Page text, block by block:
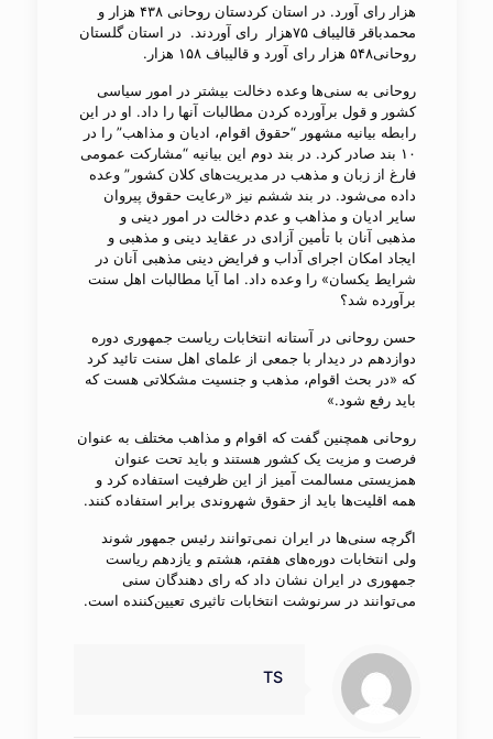
هزار رای آورد. در استان کردستان روحانی ۴۳۸ هزار و
محمدباقر قالیباف ۷۵هزار رای آوردند. در استان گلستان
روحانی۵۴۸ هزار رای آورد و قالیباف ۱۵۸ هزار.
روحانی به سنی​‌ها وعده​ دخالت بیشتر در امور سیاسی
کشور و قول برآورده کردن مطالبات آنها را داد. او در این
رابطه بیانیه مشهور “حقوق اقوام، ادیان و مذاهب” را در
۱۰ بند صادر کرد. در بند دوم این بیانیه “مشارکت عمومی
فارغ از زبان و مذهب در مدیریت‌های کلان کشور” وعده
داده می​‌شود. در بند ششم نیز «رعایت حقوق پیروان
سایر ادیان و مذاهب و عدم دخالت در امور دینی و
مذهبی آنان با تأمین آزادی در عقاید دینی و مذهبی و
ایجاد امکان اجرای آداب و فرایض دینی مذهبی آنان در
شرایط یکسان» را وعده داد. اما آیا مطالبات اهل سنت
برآورده شد؟
حسن روحانی در آستانه انتخابات ریاست جمهوری دوره
دوازدهم در دیدار با جمعی از علمای اهل سنت تائید کرد
که «در بحث اقوام، مذهب و جنسیت مشکلاتی هست که
باید رفع شود.»
روحانی همچنین گفت که اقوام و مذاهب مختلف به عنوان
فرصت و مزیت یک کشور هستند و باید تحت عنوان
همزیستی مسالمت آمیز از این ظرفیت استفاده کرد و
همه اقلیت‌ها باید از حقوق شهروندی برابر استفاده کنند.
اگرچه سنی‌ها در ایران نمی‌توانند رئیس جمهور شوند
ولی انتخابات دوره‌های هفتم، هشتم و یازدهم ریاست
جمهوری در ایران نشان داد که رای دهندگان سنی
می‌توانند در سرنوشت انتخابات تاثیری تعیین‌کننده است.
TS